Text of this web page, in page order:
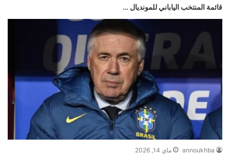
قائمة المنتخب الياباني للمونديال …
annoukhba ماي 14, 2026